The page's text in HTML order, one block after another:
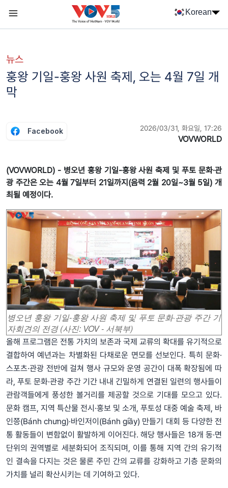
Korean
뉴스
훙왕 기일-훙왕 사원 축제, 오는 4월 7일 개
막
Facebook 2026/03/31, 화요일, 17:26
VOVWORLD
(VOVWORLD) - 병오년 훙왕 기일-훙왕 사원 축제 및 푸토 문화·관
광 주간은 오는 4월 7일부터 21일까지(음력 2월 20일~3월 5일) 개
최될 예정이다.
병오년 훙왕 기일-훙왕 사원 축제 및 푸토 문화·관광 주간 기
자회견의 전경 (사진: VOV - 서북부)
올해 프로그램은 전통 가치의 보존과 국제 교류의 확대를 유기적으로
결합하여 예년과는 차별화된 다채로운 면모를 선보인다. 특히 문화·
스포츠·관광 전반에 걸쳐 행사 규모와 운영 공간이 대폭 확장됨에 따
라, 푸토 문화·관광 주간 기간 내내 긴밀하게 연결된 일련의 행사들이
관람객들에게 풍성한 볼거리를 제공할 것으로 기대를 모으고 있다.
문화 캠프, 지역 특산물 전시·홍보 및 소개, 푸토성 대중 예술 축제, 바
인쯩(Bánh chưng)·바인저이(Bánh giầy) 만들기 대회 등 다양한 전
통 활동들이 변함없이 활발하게 이어진다. 해당 행사들은 18개 동·면
단위의 권역별로 세분화되어 조직되며, 이를 통해 지역 간의 유기적
인 결속을 다지는 것은 물론 주민 간의 교류를 강화하고 기층 문화의
가치를 널리 확산시키는 데 기여하고 있다.